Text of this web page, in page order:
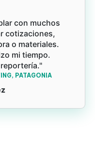
con muchos
cotizaciones,
o materiales.
mi tiempo.
PATAGONIA